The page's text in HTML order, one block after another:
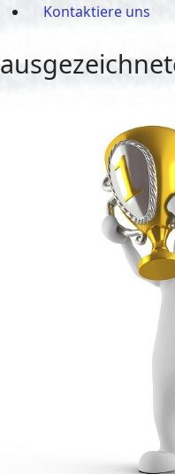
Kontaktiere uns